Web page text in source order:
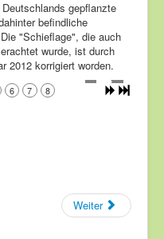
gepflanzte
befindliche
"Schieflage", die auch
wurde, ist durch
2012 korrigiert worden.
6 7 8
Weiter